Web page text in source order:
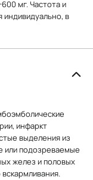
мг. Частота и
индивидуально, в
инфаркт
выделения из
или подозреваемые
желез и половых